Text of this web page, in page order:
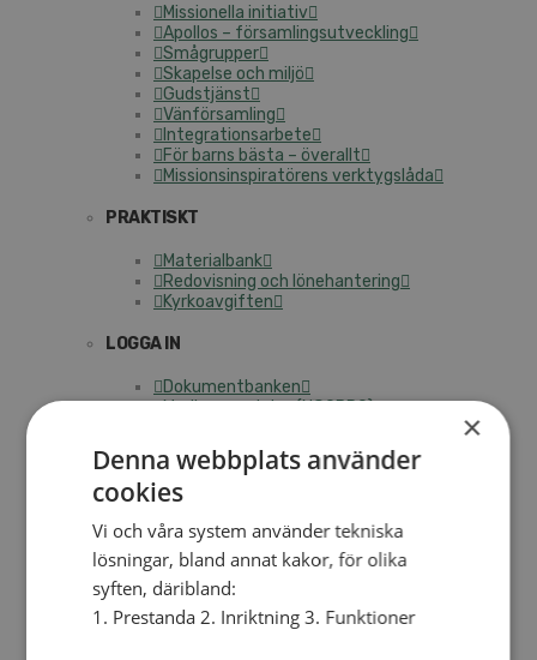
Missionella initiativ
Apollos – församlingsutveckling
Smågrupper
Skapelse och miljö
Gudstjänst
Vänförsamling
Integrationsarbete
För barns bästa – överallt
Missionsinspiratörens verktygslåda
PRAKTISKT
Materialbank
Redovisning och lönehantering
Kyrkoavgiften
LOGGA IN
Dokumentbanken
Medlemsregister (NGOPRO)
SAMP – personalförbundet
Kontakt
Kalender
SAU
FÖR FÖRSAMLINGAR
VAD VI GÖR
×
Denna webbplats använder
cookies
Vi och våra system använder tekniska
lösningar, bland annat kakor, för olika
syften, däribland:
1. Prestanda 2. Inriktning 3. Funktioner